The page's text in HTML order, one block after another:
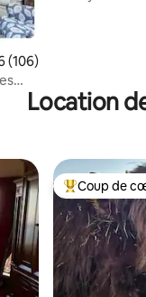
moyenne sur la
(106)
Location
Coups de
Coup de